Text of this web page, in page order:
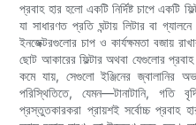
প্রবাহ হার হলো একটি নির্দিষ্ট চাপে একটি
যা সাধারণত প্রতি ঘন্টায় লিটার বা
ইনজেক্টরগুলোর চাপ ও কার্যক্ষমতা বজায়
ছোট আকারের ফিল্টার অথবা যেগুলোর
কমে যায়, সেগুলো ইঞ্জিনের জ্বালানির
পরিস্থিতিতে, যেমন—টানাটানি,
প্রস্তুতকারকরা প্রায়শই সর্বোচ্চ প্রবাহ